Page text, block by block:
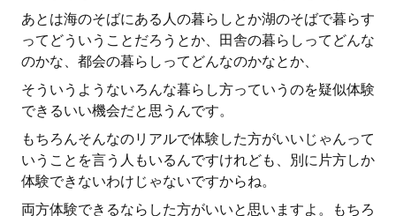
あとは海のそばにある人の暮らしとか湖のそばで暮らす
ってどういうことだろうとか、田舎の暮らしってどんな
のかな、都会の暮らしってどんなのかなとか、
そういうようないろんな暮らし方っていうのを疑似体験
できるいい機会だと思うんです。
もちろんそんなのリアルで体験した方がいいじゃんって
いうことを言う人もいるんですけれども、別に片方しか
体験できないわけじゃないですからね。
両方体験できるならした方がいいと思いますよ。もちろ